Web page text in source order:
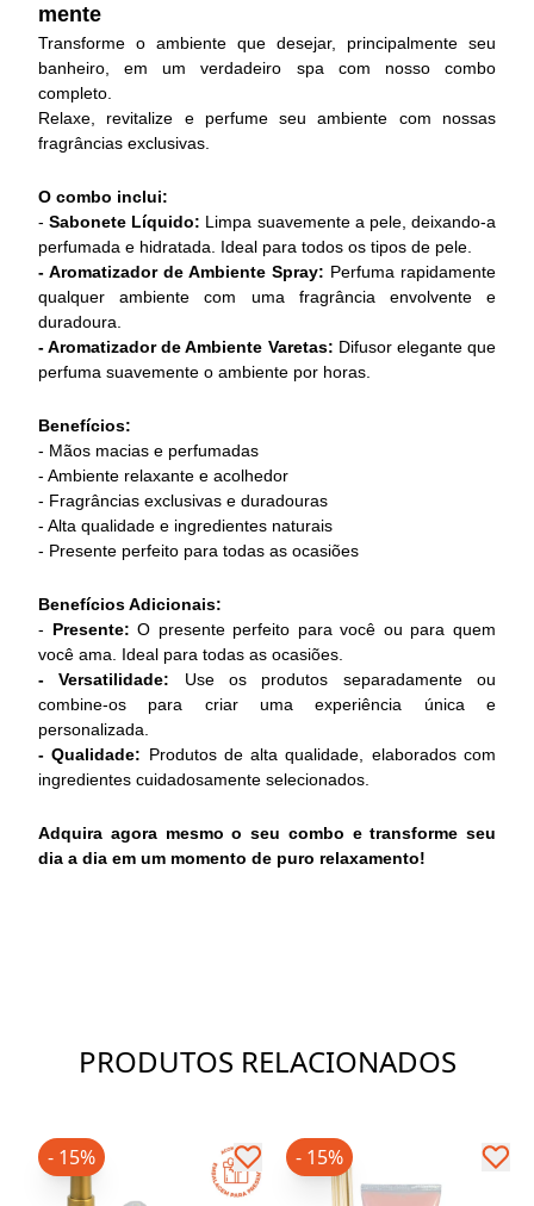
mente
Transforme o ambiente que desejar, principalmente seu
banheiro, em um verdadeiro spa com nosso combo
completo.
Relaxe, revitalize e perfume seu ambiente com nossas
fragrâncias exclusivas.
O combo inclui:
-Sabonete Líquido: Limpa suavemente a pele, deixando-a
perfumada e hidratada. Ideal para todos os tipos de pele.
- Aromatizador de Ambiente Spray: Perfuma rapidamente
qualquer ambiente com uma fragrância envolvente e
duradoura.
- Aromatizador de Ambiente Varetas: Difusor elegante que
perfuma suavemente o ambiente por horas.
Benefícios:
- Mãos macias e perfumadas
- Ambiente relaxante e acolhedor
- Fragrâncias exclusivas e duradouras
- Alta qualidade e ingredientes naturais
- Presente perfeito para todas as ocasiões
Benefícios Adicionais:
- Presente:O presente perfeito para você ou para quem
você ama. Ideal para todas as ocasiões.
- Versatilidade: Use os produtos separadamente ou
combine-os para criar uma experiência única e
personalizada.
- Qualidade: Produtos de alta qualidade, elaborados com
ingredientes cuidadosamente selecionados.
Adquira agora mesmo o seu combo e transforme seu
dia a dia em um momento de puro relaxamento!
PRODUTOS RELACIONADOS
- 15% - 15%